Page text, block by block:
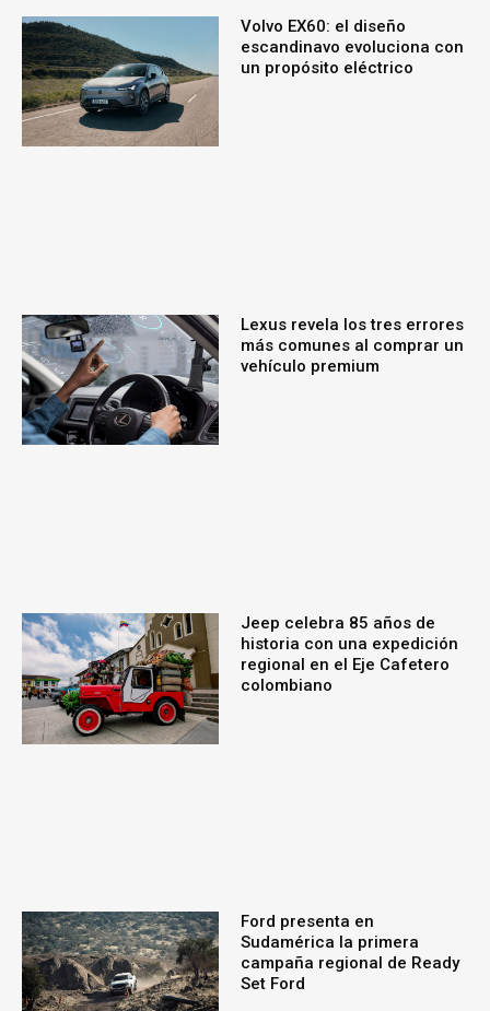
Volvo EX60: el diseño
escandinavo evoluciona con
un propósito eléctrico
Lexus revela los tres errores
más comunes al comprar un
vehículo premium
Jeep celebra 85 años de
historia con una expedición
regional en el Eje Cafetero
colombiano
Ford presenta en
Sudamérica la primera
campaña regional de Ready
Set Ford